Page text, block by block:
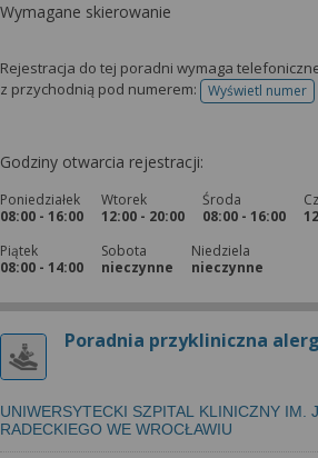
Wymagane skierowanie
Rejestracja do tej poradni wymaga
z przychodnią pod numerem:
Wyświetl numer
telefonu
Godziny otwarcia rejestracji:
Poniedziałek
08:00 - 16:00
Wtorek
12:00 - 20:00
Środa
08:00 - 16:00
Piątek
08:00 - 14:00
Sobota
nieczynne
Niedziela
nieczynne
Poradnia przykliniczna
UNIWERSYTECKI SZPITAL KLINICZNY IM.
RADECKIEGO WE WROCŁAWIU